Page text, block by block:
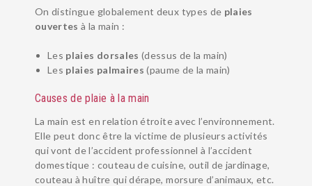
On distingue globalement deux types de plaies
ouvertes à la main :
Les plaies dorsales (dessus de la main)
Les plaies palmaires (paume de la main)
Causes de plaie à la main
La main est en relation étroite avec l’environnement.
Elle peut donc être la victime de plusieurs activités
qui vont de l’accident professionnel à l’accident
domestique : couteau de cuisine, outil de jardinage,
couteau à huître qui dérape, morsure d’animaux, etc.